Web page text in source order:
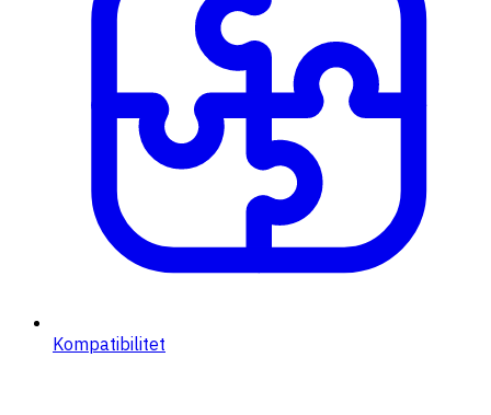
Kompatibilitet